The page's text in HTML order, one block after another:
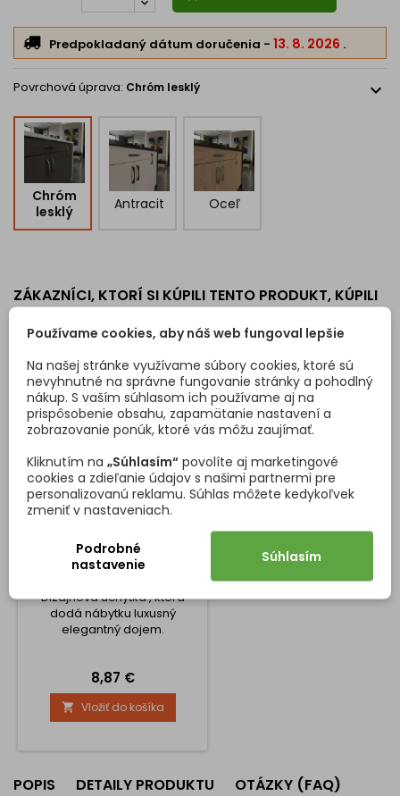
Technické parametre
Rozteč:160 mm alebo 320 mm
Celková dĺžka:172 mm alebo 345 mm
Výška:31 mm
12 mm
Farba:lesklý chróm
Montáž:skrutky M4
👉 Úchytka
je ideálnou voľbou pre tých, ktorí hľadajú
modernú, elegantnú a kvalitne spracovanú úchytku do
štýlového interiéru.
Predpokladaný dátum doručenia - 13. 8. 2026 .
Povrchová úprava: Chróm lesklý expand_more
Chróm
lesklý
Antracit Oceľ
ZÁKAZNÍCI, KTORÍ SI KÚPILI TENTO PRODUKT, KÚPILI
ÚCHYTKA SWISS /
UŠLACHTILÁ OCEĽ
Dizajnová úchytka , ktorá
dodá nábytku luxusný
elegantný dojem.
Cena
8,87 €
 Vložiť do košíka
POPIS DETAILY PRODUKTU OTÁZKY (FAQ)
Používame cookies, aby náš web fungoval lepšie
Na našej stránke využívame súbory cookies, ktoré sú
nevyhnutné na správne fungovanie stránky a pohodlný
nákup. S vaším súhlasom ich používame aj na
prispôsobenie obsahu, zapamätanie nastavení a
zobrazovanie ponúk, ktoré vás môžu zaujímať.
Kliknutím na „Súhlasím“ povolíte aj marketingové
cookies a zdieľanie údajov s našimi partnermi pre
personalizovanú reklamu. Súhlas môžete kedykoľvek
zmeniť v nastaveniach.
Podrobné
nastavenie
Súhlasím